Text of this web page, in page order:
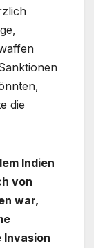
die
Indien
von
war,